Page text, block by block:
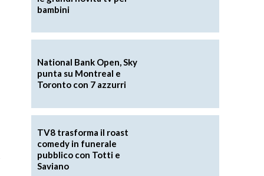
bambini
National Bank Open, Sky
punta su Montreal e
Toronto con 7 azzurri
TV8 trasforma il roast
comedy in funerale
pubblico con Totti e
Saviano